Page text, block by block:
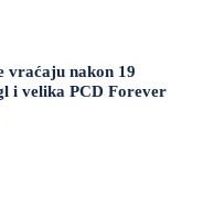
vraćaju nakon 19
i velika PCD Forever